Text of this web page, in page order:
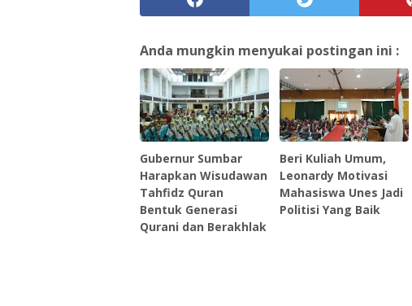
Anda mungkin menyukai postingan ini :
Gubernur Sumbar
Harapkan Wisudawan
Tahfidz Quran
Bentuk Generasi
Qurani dan Berakhlak
Beri Kuliah Umum,
Leonardy Motivasi
Mahasiswa Unes Jadi
Politisi Yang Baik